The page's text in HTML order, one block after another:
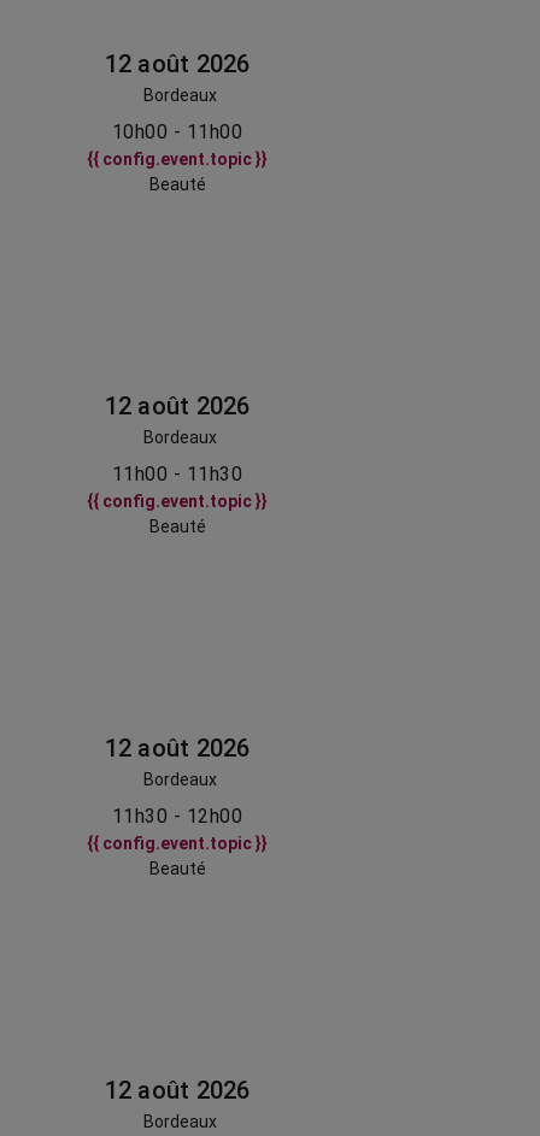
12 août 2026
Bordeaux
10h00 - 11h00
{{ config.event.topic }}
Beauté
12 août 2026
Bordeaux
11h00 - 11h30
{{ config.event.topic }}
Beauté
12 août 2026
Bordeaux
11h30 - 12h00
{{ config.event.topic }}
Beauté
12 août 2026
Bordeaux